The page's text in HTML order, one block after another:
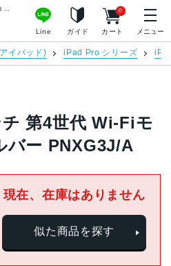
Line ガイド カート
0
メニュー
イパッド) iPad Pro シリーズ
第4世代 Wi-Fiモ
バー PNXG3J/A
現在、在庫はありません
似た商品を探す